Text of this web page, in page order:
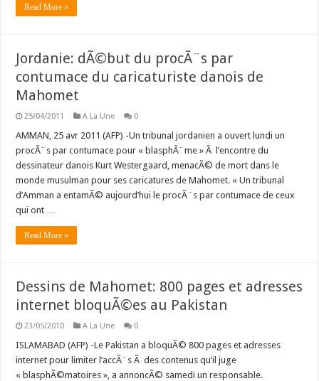
Read More »
Jordanie: dÃ©but du procÃ¨s par
contumace du caricaturiste danois de
Mahomet
25/04/2011 A La Une 0
AMMAN, 25 avr 2011 (AFP) -Un tribunal jordanien a ouvert lundi un
procÃ¨s par contumace pour « blasphÃ¨me » Ã l’encontre du
dessinateur danois Kurt Westergaard, menacÃ© de mort dans le
monde musulman pour ses caricatures de Mahomet. « Un tribunal
d’Amman a entamÃ© aujourd’hui le procÃ¨s par contumace de ceux
qui ont …
Read More »
Dessins de Mahomet: 800 pages et adresses
internet bloquÃ©es au Pakistan
23/05/2010 A La Une 0
ISLAMABAD (AFP) -Le Pakistan a bloquÃ© 800 pages et adresses
internet pour limiter l’accÃ¨s Ã des contenus qu’il juge
« blasphÃ©matoires », a annoncÃ© samedi un responsable.